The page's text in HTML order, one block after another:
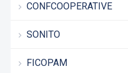
CONFCOOPERATIVE
SONITO
FICOPAM